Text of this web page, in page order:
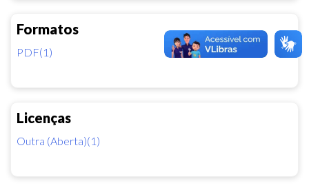
Formatos
PDF(1)
Licenças
Outra (Aberta)(1)